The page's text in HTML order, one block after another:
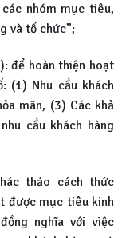
nhóm mục tiêu,
và tổ chức”;
để hoàn thiện hoạt
(1) Nhu cầu khách
mãn, (3) Các khả
cầu khách hàng
thảo cách thức
được mục tiêu kinh
nghĩa với việc